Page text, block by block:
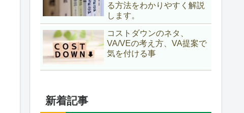
る方法をわかりやすく解説
します。
コストダウンのネタ、
VA/VEの考え方、VA提案で
気を付ける事
新着記事